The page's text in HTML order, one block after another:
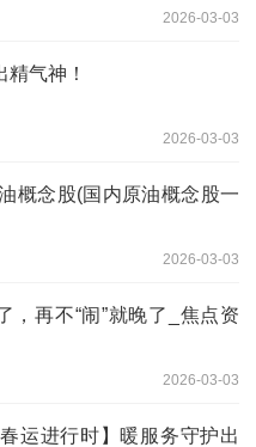
2026-03-03
气神！
2026-03-03
概念股(国内原油概念股一
2026-03-03
，再不“闹”就晚了_焦点资
2026-03-03
运进行时】暖服务守护出